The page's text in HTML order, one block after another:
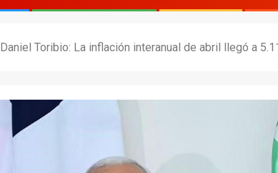
Daniel Toribio: La inflación interanual de abril llegó a